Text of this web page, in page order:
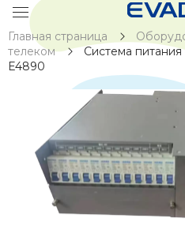
Главная страница
телеком
Система питания
E4890